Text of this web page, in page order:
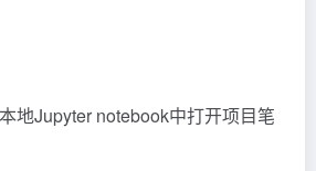
地Jupyter notebook中打开项目笔